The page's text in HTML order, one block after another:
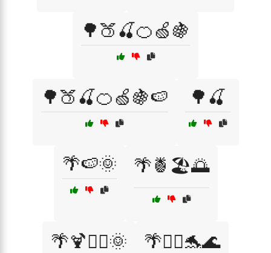
🌳🍑🍒🍊🍏🍇
🌳🍑🍒🍊🍏🍇🍉 🌳🍒
🌴🍉🌞 🌴🍍🏖️🌅
🌴🍹🏄‍♂️🌞 🌴🏄‍♀️🐬🌊